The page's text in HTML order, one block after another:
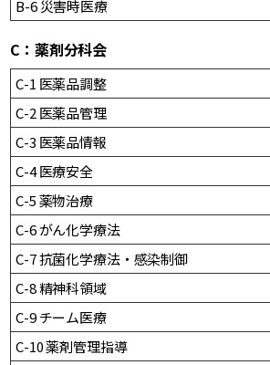
B-6 災害時医療
C：薬剤分科会
C-1 医薬品調整
C-2 医薬品管理
C-3 医薬品情報
C-4 医療安全
C-5 薬物治療
C-6 がん化学療法
C-7 抗菌化学療法・感染制御
C-8 精神科領域
C-9 チーム医療
C-10 薬剤管理指導